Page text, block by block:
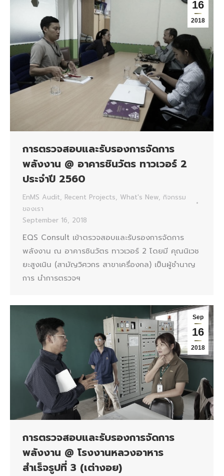
16
2018
การตรวจสอบและรับรองการจัดการ
พลังงาน @ อาคารชินวัตร ทาวเวอร์ 2
ประจำปี 2560
EnMS Audit, Recent Projects, What's New, กิจกรรม
ของเรา
September 16, 2018
EQS Consult เข้าตรวจสอบและรับรองการจัดการ
พลังงาน ณ อาคารชินวัตร ทาวเวอร์ 2 โดยมี คุณนิเวช
ยะสูงเนิน (สามัญวิศวกร สาขาเครื่องกล) เป็นผู้ชำนาญ
การ นำการตรวจฯ
Sep
16
2018
การตรวจสอบและรับรองการจัดการ
พลังงาน @ โรงงานหลวงอาหาร
สำเร็จรูปที่ 3 (เต่างอย)